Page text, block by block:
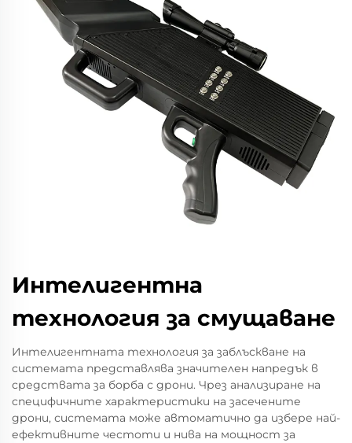
Интелигентна
технология за смущаване
Интелигентната технология за заблъскване на
системата представлява значителен напредък в
средствата за борба с дрони. Чрез анализиране на
специфичните характеристики на засечените
дрони, системата може автоматично да избере най-
ефективните честоти и нива на мощност за